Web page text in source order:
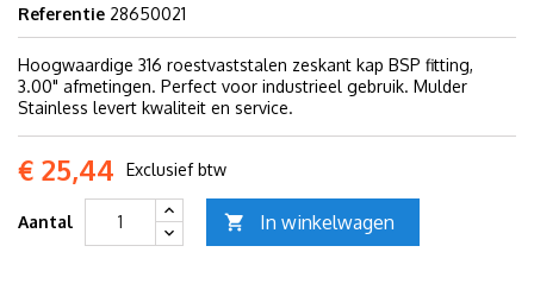
Referentie 28650021
Hoogwaardige 316 roestvaststalen zeskant kap BSP fitting,
3.00" afmetingen. Perfect voor industrieel gebruik. Mulder
Stainless levert kwaliteit en service.
€ 25,44 Exclusief btw
Aantal  In winkelwagen